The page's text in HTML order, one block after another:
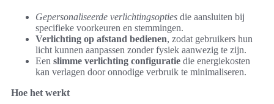
Gepersonaliseerde verlichtingsopties die aansluiten bij
specifieke voorkeuren en stemmingen.
Verlichting op afstand bedienen, zodat gebruikers hun
licht kunnen aanpassen zonder fysiek aanwezig te zijn.
Een slimme verlichting configuratie die energiekosten
kan verlagen door onnodige verbruik te minimaliseren.
Hoe het werkt